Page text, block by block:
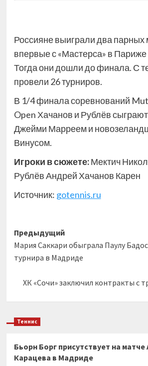
Россияне выиграли два парных
впервые с «Мастерса» в Париже
Тогда они дошли до финала. С
провели 26 турниров.
В 1/4 финала соревнований
Open Хачанов и Рублёв
Джейми Марреем и
Винусом.
Игроки в сюжете:Мектич
Рублёв Андрей Хачанов Карен
Источник: gotennis.ru
Навигация
записи
Предыдущий
Мария Саккари обыграла Паулу
турнира в Мадриде
ХК «Сочи» заключил контракты с
Теннис
Бьорн Борг присутствует на матче
Карацева в Мадриде